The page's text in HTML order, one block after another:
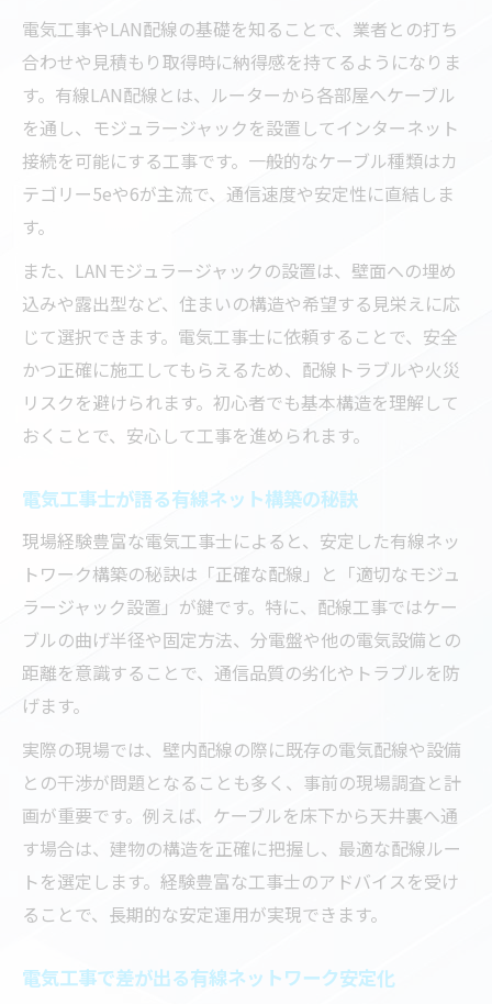
電気工事やLAN配線の基礎を知ることで、業者との打ち
合わせや見積もり取得時に納得感を持てるようになりま
す。有線LAN配線とは、ルーターから各部屋へケーブル
を通し、モジュラージャックを設置してインターネット
接続を可能にする工事です。一般的なケーブル種類はカ
テゴリー5eや6が主流で、通信速度や安定性に直結しま
す。
また、LANモジュラージャックの設置は、壁面への埋め
込みや露出型など、住まいの構造や希望する見栄えに応
じて選択できます。電気工事士に依頼することで、安全
かつ正確に施工してもらえるため、配線トラブルや火災
リスクを避けられます。初心者でも基本構造を理解して
おくことで、安心して工事を進められます。
電気工事士が語る有線ネット構築の秘訣
現場経験豊富な電気工事士によると、安定した有線ネッ
トワーク構築の秘訣は「正確な配線」と「適切なモジュ
ラージャック設置」が鍵です。特に、配線工事ではケー
ブルの曲げ半径や固定方法、分電盤や他の電気設備との
距離を意識することで、通信品質の劣化やトラブルを防
げます。
実際の現場では、壁内配線の際に既存の電気配線や設備
との干渉が問題となることも多く、事前の現場調査と計
画が重要です。例えば、ケーブルを床下から天井裏へ通
す場合は、建物の構造を正確に把握し、最適な配線ルー
トを選定します。経験豊富な工事士のアドバイスを受け
ることで、長期的な安定運用が実現できます。
電気工事で差が出る有線ネットワーク安定化